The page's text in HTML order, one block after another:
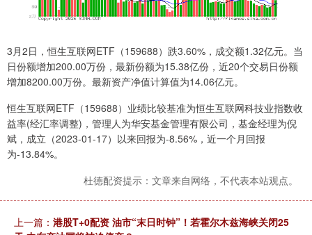
3月2日，恒生互联网ETF（159688）跌3.60%，成交额1.32亿元。当
日份额增加200.00万份，最新份额为15.38亿份，近20个交易日份额
增加8200.00万份。最新资产净值计算值为14.06亿元。
恒生互联网ETF（159688）业绩比较基准为恒生互联网科技业指数收
益率(经汇率调整)，管理人为华安基金管理有限公司，基金经理为倪
斌，成立（2023-01-17）以来回报为-8.56%，近一个月回报
为-13.84%。
杜德配资提示：文章来自网络，不代表本站观点。
上一篇： 港股T+0配资 油市“末日时钟”！若霍尔木兹海峡关闭25